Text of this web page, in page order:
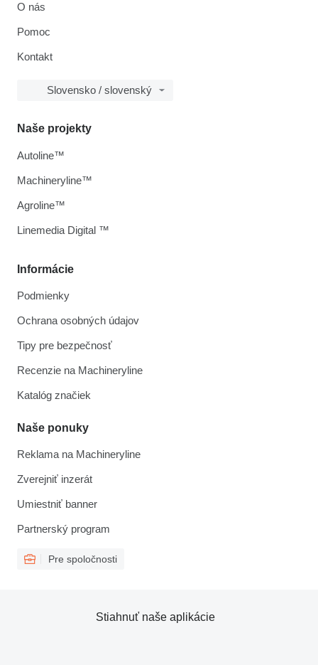
O nás
Pomoc
Kontakt
Slovensko / slovenský
Informácie
Podmienky
Ochrana osobných údajov
Tipy pre bezpečnosť
Recenzie na Machineryline
Katalóg značiek
Naše ponuky
Reklama na Machineryline
Zverejniť inzerát
Umiestniť banner
Partnerský program
Pre spoločnosti
Naše projekty
Autoline™
Machineryline™
Agroline™
Linemedia Digital ™
Stiahnuť naše aplikácie